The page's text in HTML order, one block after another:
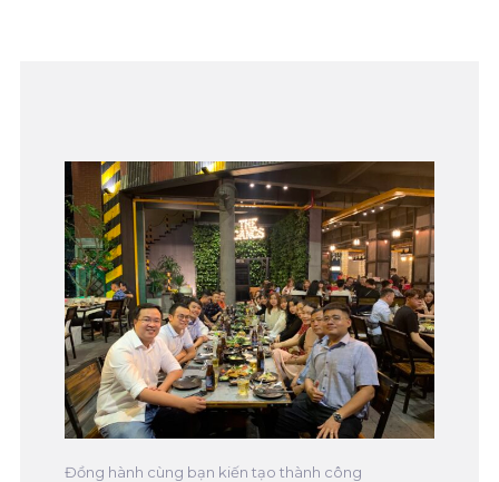
Đồng hành cùng bạn kiến tạo thành công